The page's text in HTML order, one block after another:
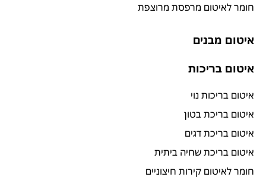
חומר לאיטום מרפסת מרוצפת
איטום מבנים
איטום בריכות
איטום בריכות נוי
איטום בריכת בטון
איטום בריכת דגים
איטום בריכת שחיה ביתית
חומר לאיטום קירות חיצוניים